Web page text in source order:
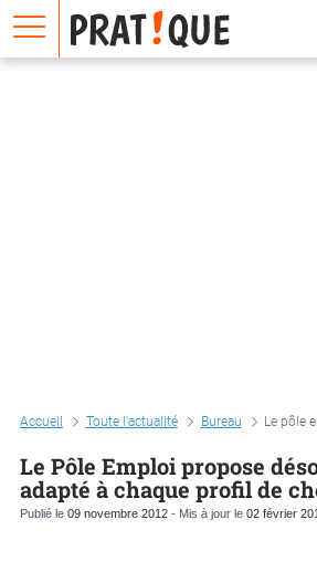
Accueil Toute l'actualité Bureau Le pôle emploi
Le Pôle Emploi propose
adapté à chaque profil de
Publié le 09 novembre 2012 - Mis à jour le 02 février
E
m
a